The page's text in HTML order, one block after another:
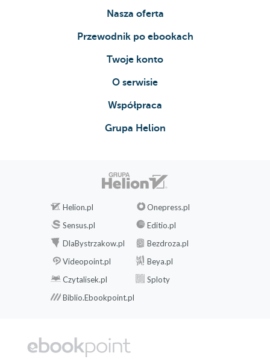
Nasza oferta
Przewodnik po ebookach
Twoje konto
O serwisie
Współpraca
Grupa Helion
Helion.pl
Onepress.pl
Sensus.pl
Editio.pl
DlaBystrzakow.pl
Bezdroza.pl
Videopoint.pl
Beya.pl
Czytalisek.pl
Sploty
Biblio.Ebookpoint.pl